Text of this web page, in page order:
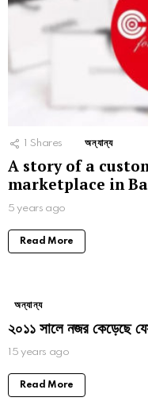
Shares অন্যান্য
A story of a
marketplace in
5 years ago
Read More
অন্যান্য
২০১১ সালে নজর কেড়েছে
15 years ago
Read More